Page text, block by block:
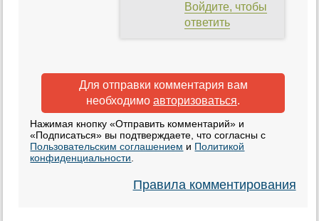
Войдите, чтобы
ответить
Для отправки комментария вам
необходимо авторизоваться.
Нажимая кнопку «Отправить комментарий» и
«Подписаться» вы подтверждаете, что согласны с
Пользовательским соглашением и Политикой
конфиденциальности
Правила комментирования